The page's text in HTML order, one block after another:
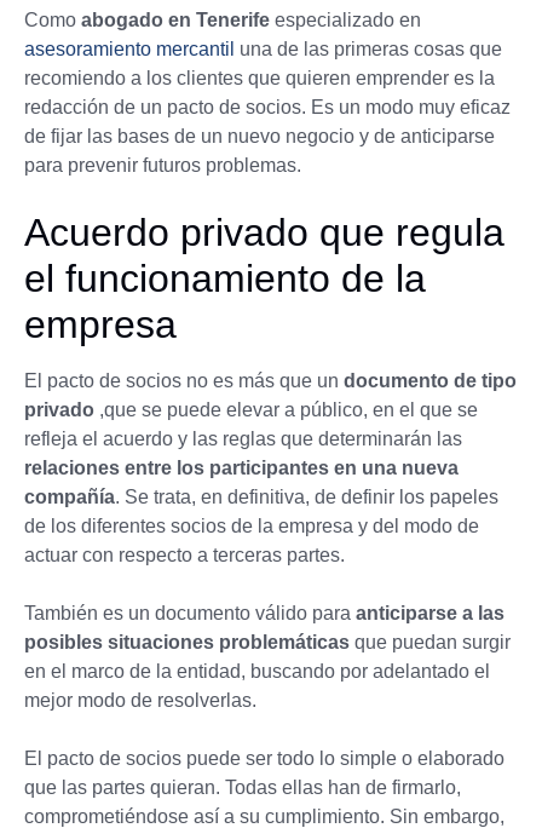
Como abogado en Tenerife especializado en
asesoramiento mercantil una de las primeras cosas que
recomiendo a los clientes que quieren emprender es la
redacción de un pacto de socios. Es un modo muy eficaz
de fijar las bases de un nuevo negocio y de anticiparse
para prevenir futuros problemas.
Acuerdo privado que regula
el funcionamiento de la
empresa
El pacto de socios no es más que un documento de tipo
privado ,que se puede elevar a público, en el que se
refleja el acuerdo y las reglas que determinarán las
relaciones entre los participantes en una nueva
compañía. Se trata, en definitiva, de definir los papeles
de los diferentes socios de la empresa y del modo de
actuar con respecto a terceras partes.
También es un documento válido para anticiparse a las
posibles situaciones problemáticas que puedan surgir
en el marco de la entidad, buscando por adelantado el
mejor modo de resolverlas.
El pacto de socios puede ser todo lo simple o elaborado
que las partes quieran. Todas ellas han de firmarlo,
comprometiéndose así a su cumplimiento. Sin embargo,